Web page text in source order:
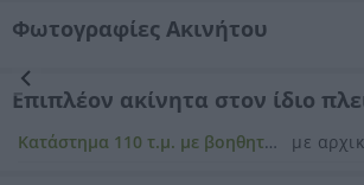
Φωτογραφίες Ακινήτου
Προηγούμενη
Επόμενη
Επιπλέον ακίνητα στον ίδιο
Κατάστημα 110 τ.μ. με βοηθητικό χώρο 44 τ.μ. με